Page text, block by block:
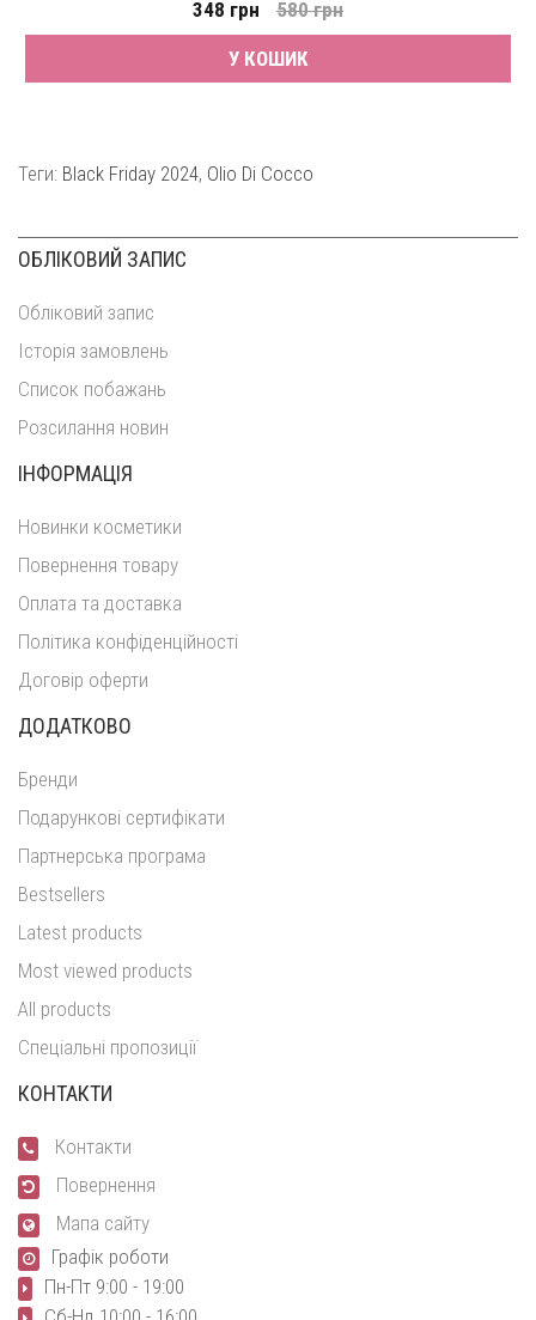
348 грн
580 грн
У КОШИК
Теги: Black Friday 2024, Olio Di Cocco
ОБЛІКОВИЙ ЗАПИС
Обліковий запис
Історія замовлень
Список побажань
Розсилання новин
ІНФОРМАЦІЯ
Новинки косметики
Повернення товару
Оплата та доставка
Політика конфіденційності
Договір оферти
ДОДАТКОВО
Бренди
Подарункові сертифікати
Партнерська програма
Bestsellers
Latest products
Most viewed products
All products
Спеціальні пропозиції
КОНТАКТИ
Контакти
Повернення
Мапа сайту
Графік роботи
Пн-Пт 9:00 - 19:00